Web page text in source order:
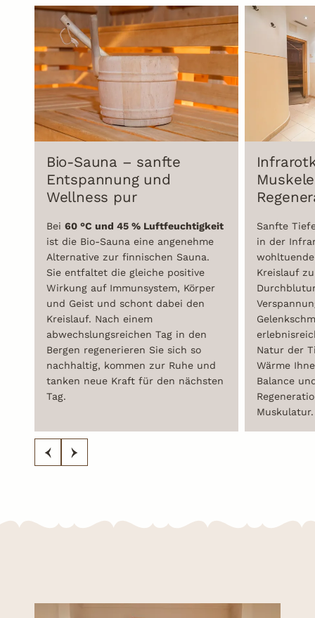
Bio-Sauna – sanfte
Entspannung und
Wellness pur
Bei 60 °C und 45 % Luftfeuchtigkeit
ist die Bio-Sauna eine angenehme
Alternative zur finnischen Sauna.
Sie entfaltet die gleiche positive
Wirkung auf Immunsystem, Körper
und Geist und schont dabei den
Kreislauf. Nach einem
abwechslungsreichen Tag in den
Bergen regenerieren Sie sich so
nachhaltig, kommen zur Ruhe und
tanken neue Kraft für den nächsten
Tag.
Sanfte
in der
Kreislauf
Natur der
Wärme
Balance
Muskulatur.